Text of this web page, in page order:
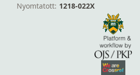
Nyomtatott: 1218-022X